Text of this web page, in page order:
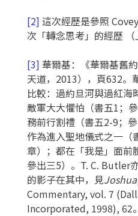
[2] 這次經歷是參照
次「轉念思考」的經歷 （
[3] 華爾基：《華爾基舊
天道，2013），頁632。
比較：過約旦河與過紅
敵軍大大懼怕（書五1；
務前行割禮（書五2-9；
作為進入聖地儀式之一（
章）；都在「我是」面前
參出三5）。T. C. Butler
的影子在其中，見Joshua
Commentary, vol. 7
Incorporated, 1998), 62。